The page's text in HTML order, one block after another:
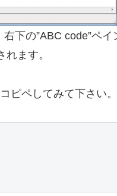
下の”ABC code”ペ
ます。
ピペしてみて下さい。